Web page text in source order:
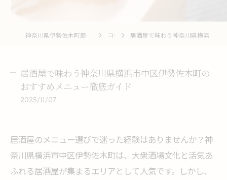
神奈川県伊勢佐木町周辺の居酒屋なら和牛 To 釆菜 更井酒店 コラム 居酒屋で味わう神奈川県横浜市中区伊勢佐木町のおすすめメニュー徹底ガイド
居酒屋で味わう神奈川県横浜市中区伊勢佐木町の
おすすめメニュー徹底ガイド
2025/11/07
居酒屋のメニュー選びで迷った経験はありませんか？神
奈川県横浜市中区伊勢佐木町は、大衆酒場文化と活気あ
ふれる居酒屋が集まるエリアとして人気です。しかし、